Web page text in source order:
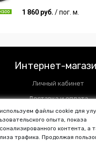
1 860 руб. / пог. м.
Интернет-
Личный кабинет
Доставка и оплата
Установочные центры
Контакты
файлы cookie для
опыта, показа
контента, а
трафика. Продолжая